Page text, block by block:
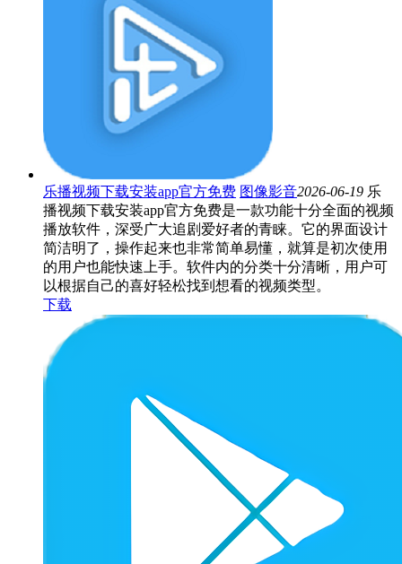
乐播视频下载安装app官方免费 图像影音2026-06-19 乐
播视频下载安装app官方免费是一款功能十分全面的视频
播放软件，深受广大追剧爱好者的青睐。它的界面设计
简洁明了，操作起来也非常简单易懂，就算是初次使用
的用户也能快速上手。软件内的分类十分清晰，用户可
以根据自己的喜好轻松找到想看的视频类型。
下载